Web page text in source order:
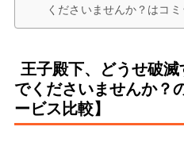
くださいませんか？はコ
王子殿下、どうせ破
でくださいませんか？
ービス比較】